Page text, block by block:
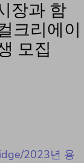
장과 함
크리에이
모집
2023년 용